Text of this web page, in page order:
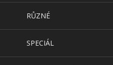
RŮZNÉ
SPECIÁL